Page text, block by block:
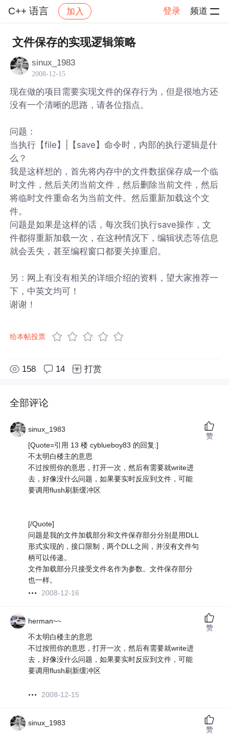
C++ 语言 加入 登录 频道
社区 C++ 语言 帖子详情
文件保存的实现逻辑策略
sinux_1983
2008-12-15
现在做的项目需要实现文件的保存行为，但是很地方还
没有一个清晰的思路，请各位指点。
问题：
当执行【file】|【save】命令时，内部的执行逻辑是什
么？
我是这样想的，首先将内存中的文件数据保存成一个临
时文件，然后关闭当前文件，然后删除当前文件，然后
将临时文件重命名为当前文件。然后重新加载这个文
件。
问题是如果是这样的话，每次我们执行save操作，文
件都得重新加载一次，在这种情况下，编辑状态等信息
就会丢失，甚至编程窗口都要关掉重启。
另：网上有没有相关的详细介绍的资料，望大家推荐一
下，中英文均可！
谢谢！
给本帖投票
158 14 打赏
全部评论
sinux_1983
[Quote=引用 13 楼 cyblueboy83 的回复:]
不太明白楼主的意思
不过按照你的意思，打开一次，然后有需要就write进
去，好像没什么问题，如果要实时反应到文件，可能
要调用flush刷新缓冲区
[/Quote]
问题是我的文件加载部分和文件保存部分分别是用DLL
形式实现的，接口限制，两个DLL之间，并没有文件句
柄可以传递。
文件加载部分只接受文件名作为参数。文件保存部分
也一样。
2008-12-16
赞
herman~~
不太明白楼主的意思
不过按照你的意思，打开一次，然后有需要就write进
去，好像没什么问题，如果要实时反应到文件，可能
要调用flush刷新缓冲区
2008-12-15
赞
sinux_1983
赞